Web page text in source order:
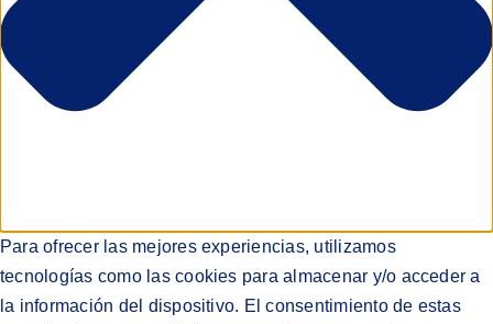
Para ofrecer las mejores experiencias, utilizamos
tecnologías como las cookies para almacenar y/o acceder a
la información del dispositivo. El consentimiento de estas